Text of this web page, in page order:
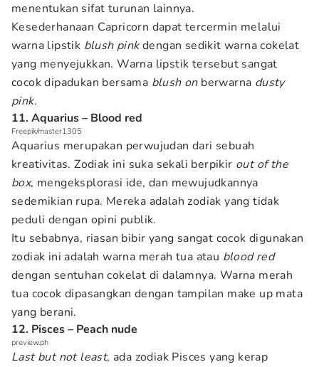
menentukan sifat turunan lainnya.
Kesederhanaan Capricorn dapat tercermin melalui
warna lipstik blush pinkdengan sedikit warna cokelat
yang menyejukkan. Warna lipstik tersebut sangat
cocok dipadukan bersama blush onberwarna dusty
pink.
11. Aquarius – Blood red
Freepik/master1305
Aquarius merupakan perwujudan dari sebuah
kreativitas. Zodiak ini suka sekali berpikir out of the
box, mengeksplorasi ide, dan mewujudkannya
sedemikian rupa. Mereka adalah zodiak yang tidak
peduli dengan opini publik.
Itu sebabnya, riasan bibir yang sangat cocok digunakan
zodiak ini adalah warna merah tua atau blood red
dengan sentuhan cokelat di dalamnya. Warna merah
tua cocok dipasangkan dengan tampilan make up mata
yang berani.
12. Pisces – Peach nude
preview.ph
Last but not least, ada zodiak Pisces yang kerap